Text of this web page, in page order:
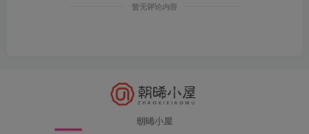
暂无评论内容
朝晞小屋